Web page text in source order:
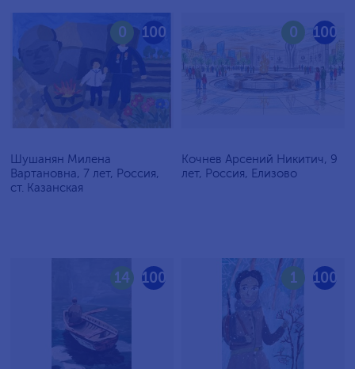
100
0
Шушанян Милена
Вартановна, 7 лет, Россия,
ст. Казанская
100
0
Кочнев Арсений Никитич, 9
лет, Россия, Елизово
100
14 100
1